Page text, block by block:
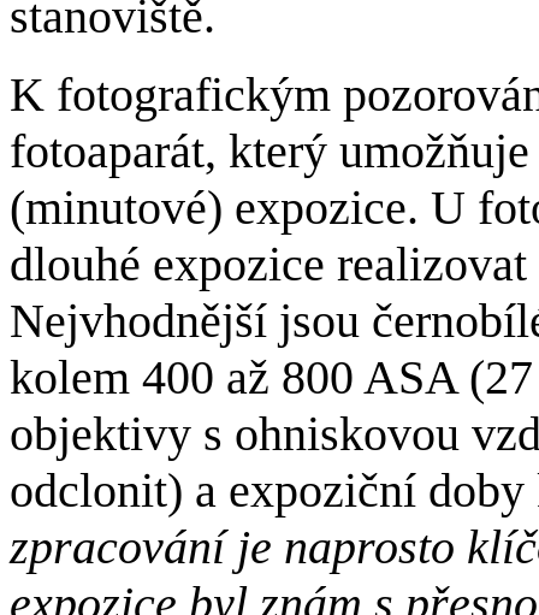
stanoviště.
K fotografickým
fotoaparát, který
(minutové) expozice. U
dlouhé expozice
Nejvhodnější jsou
kolem 400 až 800 ASA
objektivy s ohniskovou
odclonit) a expoziční
zpracování je naprosto
expozice byl znám s